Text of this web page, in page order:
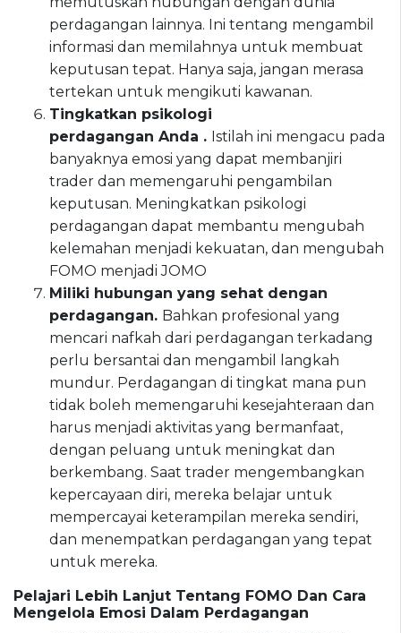
perdagangan lainnya. Ini tentang mengambil
informasi dan memilahnya untuk membuat
keputusan tepat. Hanya saja, jangan merasa
tertekan untuk mengikuti kawanan.
Tingkatkan psikologi
perdagangan Anda . Istilah ini mengacu pada
banyaknya emosi yang dapat membanjiri
trader dan memengaruhi pengambilan
keputusan. Meningkatkan psikologi
perdagangan dapat membantu mengubah
kelemahan menjadi kekuatan, dan mengubah
FOMO menjadi JOMO
Miliki hubungan yang sehat dengan
perdagangan. Bahkan profesional yang
mencari nafkah dari perdagangan terkadang
perlu bersantai dan mengambil langkah
mundur. Perdagangan di tingkat mana pun
tidak boleh memengaruhi kesejahteraan dan
harus menjadi aktivitas yang bermanfaat,
dengan peluang untuk meningkat dan
berkembang. Saat trader mengembangkan
kepercayaan diri, mereka belajar untuk
mempercayai keterampilan mereka sendiri,
dan menempatkan perdagangan yang tepat
untuk mereka.
Pelajari Lebih Lanjut Tentang FOMO Dan Cara
Mengelola Emosi Dalam Perdagangan